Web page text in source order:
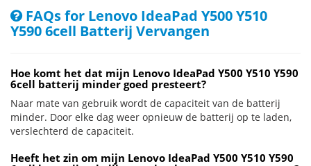
FAQs for Lenovo IdeaPad Y500 Y510
Y590 6cell Batterij Vervangen
Hoe komt het dat mijn Lenovo IdeaPad Y500 Y510 Y590
6cell batterij minder goed presteert?
Naar mate van gebruik wordt de capaciteit van de batterij
minder. Door elke dag weer opnieuw de batterij op te laden,
verslechterd de capaciteit.
Heeft het zin om mijn Lenovo IdeaPad Y500 Y510 Y590